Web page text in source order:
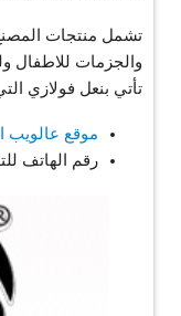
تشمل منتجات المصنع
والجزمات للاطفال
تأتي بنعل فولازي
موقع عالويب
رقم الهاتف للتواصل